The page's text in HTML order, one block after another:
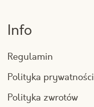
Info
Regulamin
Polityka prywatności
Polityka zwrotów